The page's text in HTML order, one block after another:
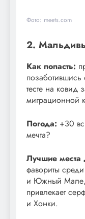
Фото: meets.com
2.
Как попасть:
тесте на ковид
миграционной
Погода: +30
мечта?
Лучшие места
фавориты
и Южный Мале,
привлекает
и Хонки.